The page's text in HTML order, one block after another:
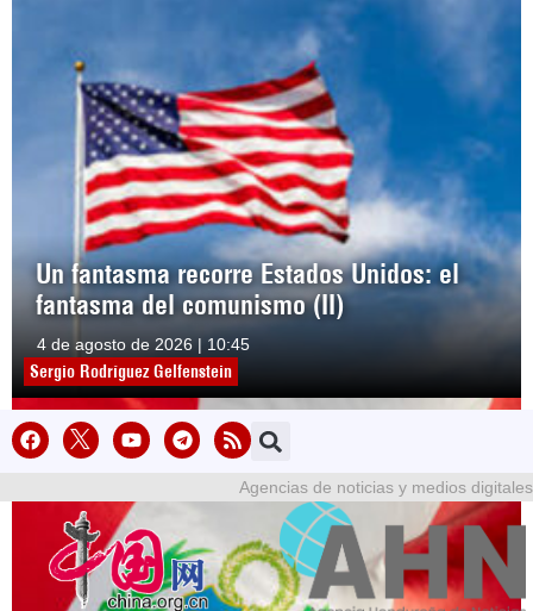
Un fantasma recorre Estados Unidos: el
fantasma del comunismo (II)
4 de agosto de 2026 | 10:45
Sergio Rodríguez Gelfenstein
Agencias de noticias y medios digitales